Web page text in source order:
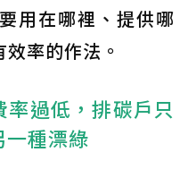
用在哪裡、提供哪
率的作法。
過低，排碳戶只
種漂綠